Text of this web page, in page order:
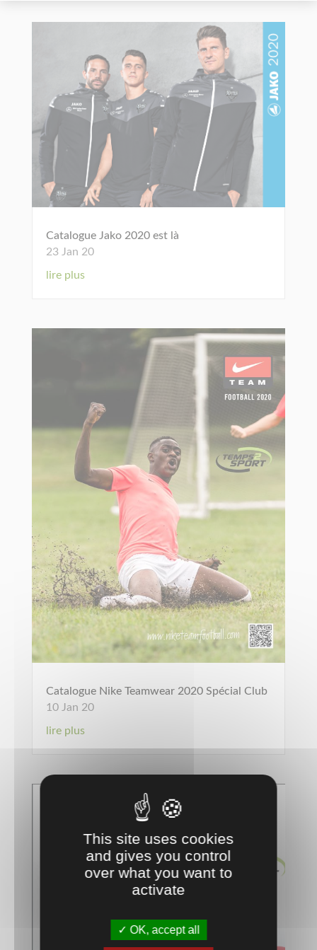
Catalogue Jako 2020 est là
23 Jan 20
lire plus
Catalogue Nike Teamwear 2020 Spécial Club
10 Jan 20
lire plus
This site uses cookies
and gives you control
over what you want to
activate
OK, accept all